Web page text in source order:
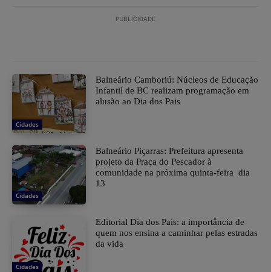
PUBLICIDADE
Cidades
Balneário Camboriú: Núcleos de Educação
Infantil de BC realizam programação em
alusão ao Dia dos Pais
Cidades
Balneário Piçarras: Prefeitura apresenta
projeto da Praça do Pescador à
comunidade na próxima quinta-feira dia
13
Cidades
Editorial Dia dos Pais: a importância de
quem nos ensina a caminhar pelas estradas
da vida